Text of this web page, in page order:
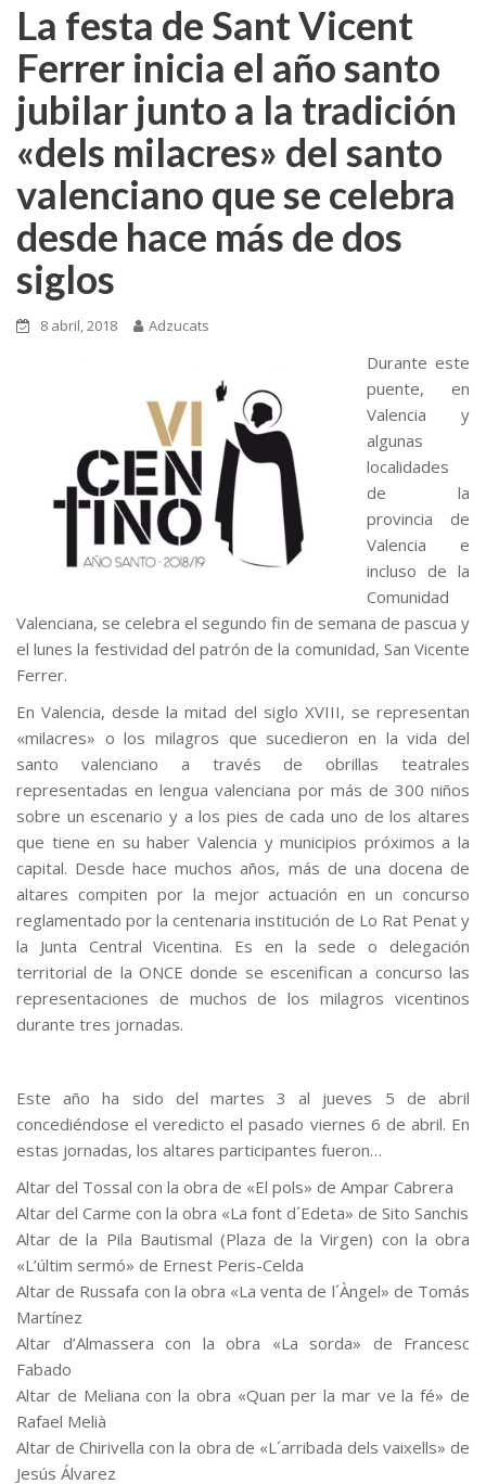
La festa de Sant Vicent
Ferrer inicia el año santo
jubilar junto a la tradición
«dels milacres» del santo
valenciano que se celebra
desde hace más de dos
siglos
8 abril, 2018 Adzucats
Durante este
puente, en
Valencia y
algunas
localidades
de la
provincia de
Valencia e
incluso de la
Comunidad
Valenciana, se celebra el segundo fin de semana de pascua y
el lunes la festividad del patrón de la comunidad, San Vicente
Ferrer.
En Valencia, desde la mitad del siglo XVIII, se representan
«milacres» o los milagros que sucedieron en la vida del
santo valenciano a través de obrillas teatrales
representadas en lengua valenciana por más de 300 niños
sobre un escenario y a los pies de cada uno de los altares
que tiene en su haber Valencia y municipios próximos a la
capital. Desde hace muchos años, más de una docena de
altares compiten por la mejor actuación en un concurso
reglamentado por la centenaria institución de Lo Rat Penat y
la Junta Central Vicentina. Es en la sede o delegación
territorial de la ONCE donde se escenifican a concurso las
representaciones de muchos de los milagros vicentinos
durante tres jornadas.
Este año ha sido del martes 3 al jueves 5 de abril
concediéndose el veredicto el pasado viernes 6 de abril. En
estas jornadas, los altares participantes fueron…
Altar del Tossal con la obra de «El pols» de Ampar Cabrera
Altar del Carme con la obra «La font d´Edeta» de Sito Sanchis
Altar de la Pila Bautismal (Plaza de la Virgen) con la obra
«L’últim sermó» de Ernest Peris-Celda
Altar de Russafa con la obra «La venta de l´Àngel» de Tomás
Martínez
Altar d’Almassera con la obra «La sorda» de Francesc
Fabado
Altar de Meliana con la obra «Quan per la mar ve la fé» de
Rafael Melià
Altar de Chirivella con la obra de «L´arribada dels vaixells» de
Jesús Álvarez